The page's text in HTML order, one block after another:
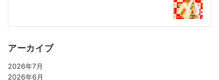
アーカイブ
2026年7月
2026年6月